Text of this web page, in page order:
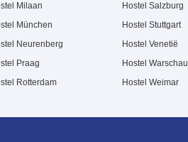
Milaan
München
Neurenberg
Praag
Rotterdam
Hostel Salzburg
Hostel Stuttgart
Hostel Venetië
Hostel Warschau
Hostel Weimar